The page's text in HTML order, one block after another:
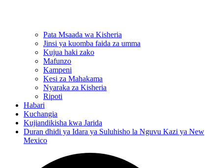
Pata Msaada wa Kisheria
Jinsi ya kuomba faida za umma
Kujua haki zako
Mafunzo
Kampeni
Kesi za Mahakama
Nyaraka za Kisheria
Ripoti
Habari
Kuchangia
Kujiandikisha kwa Jarida
Duran dhidi ya Idara ya Suluhisho la Nguvu Kazi ya New
Mexico